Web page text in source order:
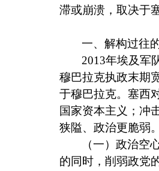
滞或崩溃，取决于
一、解构过往
2013年埃及军
穆巴拉克执政末期
于穆巴拉克。塞西
国家资本主义；冲
狭隘、政治更脆弱。
（一）政治
的同时，削弱政党